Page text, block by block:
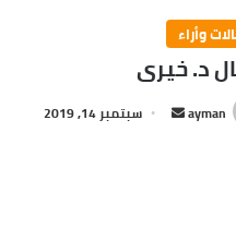
وأراء
د. خيرى
ayman سبتمبر 14, 2019